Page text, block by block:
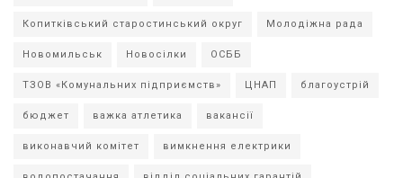
Копитківський старостинський округ Молодіжна рада
Новомильськ Новосілки ОСББ
ТЗОВ «Комунальних підприємств» ЦНАП благоустрій
бюджет важка атлетика вакансії
виконавчий комітет вимкнення електрики